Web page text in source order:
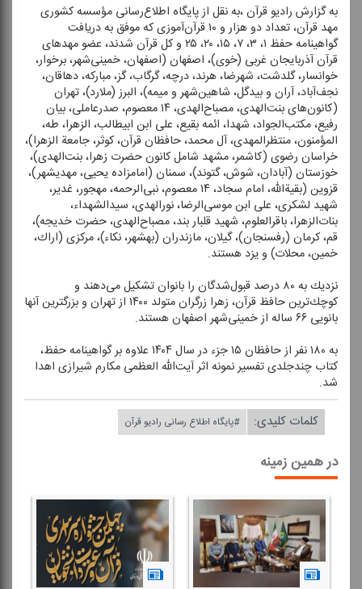
به گزارش رادیو قرآن ،به نقل از پایگاه اطلاع‌رسانی مؤسسه كشوری
مهد قرآن، تعداد دو هزار و ۱۰ قرآن‌آموزی كه موفق به دریافت
گواهینامه حفظ ۱، ۳، ۷، ۱۵، ۲۰، ۲۵ و كل قرآن شدند، عضو مهدهای
قرآن آذربایجان غربی (خوی)، اصفهان (اصفهان، خمینی‌شهر، برخوار،
خوانسار، گلدشت، شهرضا، هرند، درچه، گرگاب، گز، مباركه، دهاقان،
نجف‌آباد، آران و بیدگل، شاهین‌شهر و میمه)، البرز (ملارد)، تهران
(كانون‌های بنت‌الهدی، مصباح‌الهدی، ۱۴ معصوم، صدرعاملی، بیان
رفیع، مكتب‌الجواد، شهدا، ائمه بقیع، علی ابن ابیطالب، الزهرا، طه،
المؤمنون، منتظرالمهدی، آل محمد، حافظان قرآن، كوثر، جامعة الزهرا)،
خراسان رضوی (كاشمر، مشهد شامل كانون حضرت زهرا، بنت‌الهدی)،
خوزستان (آبادان، شوش، گتوند)، سمنان (امامزاده یحیی، مهدیشهر)،
قزوین (بقیةالله، امام‌ سجاد، ۱۴ معصوم، نبی‌الرحمه، مهجور، غدیر،
شهید لشكری، علی ابن موسی‌الرضا، نورالهدی، سید‌الشهداء،
بنات‌الزهرا، باقرالعلوم، شهید قلبار بند، مصباح‌الهدی، حضرت خدیجه)،
قم، كرمان (رفسنجان)، گیلان، مازندران (بهشهر، نكاء)، مركزی (اراك،
خمین، محلات) و یزد هستند.
نزدیك به ۸۰ درصد قبول‌شدگان را بانوان تشكیل می‌دهند و
كوچك‌ترین حافظ قرآن، زهرا زرگران متولد ۱۴۰۰ از تهران و بزرگترین آنها
بانویی ۶۶ ساله از خمینی‌شهر اصفهان هستند.
به ۱۸۰ نفر از حافظان ۱۵ جزء در سال ۱۴۰۴ علاوه بر گواهینامه حفظ،
كتاب چندجلدی تفسیر نمونه اثر آیت‌الله العظمی مكارم شیرازی اهدا
شد.
کلمات کلیدی:
#پایگاه اطلاع رسانی رادیو قرآن
در همین زمینه